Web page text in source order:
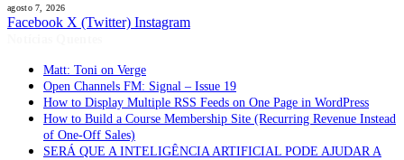
agosto 7, 2026
Facebook X (Twitter) Instagram
Matt: Toni on Verge
Open Channels FM: Signal – Issue 19
How to Display Multiple RSS Feeds on One Page in WordPress
How to Build a Course Membership Site (Recurring Revenue Instead
of One-Off Sales)
SERÁ QUE A INTELIGÊNCIA ARTIFICIAL PODE AJUDAR A